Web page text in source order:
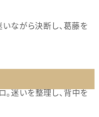
ながら決断し、葛藤を
迷いを整理し、背中を